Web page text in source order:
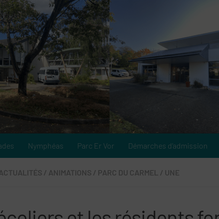
Nymphéas Parc Er Vor Démarches d’admission
ACTUALITÉS / ANIMATIONS / PARC DU CARMEL / UNE